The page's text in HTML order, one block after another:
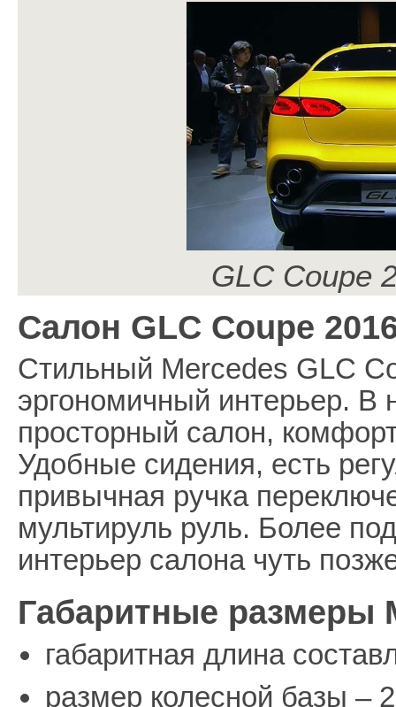
GLC Coupe
Салон GLC Coupe
Стильный Mercedes GLC
эргономичный интерьер. В
просторный салон,
Удобные сидения, есть
привычная ручка
мультируль руль. Более
интерьер салона чуть
Габаритные размеры
габаритная длина
размер колесной базы –